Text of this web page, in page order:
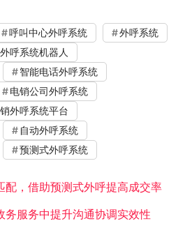
呼叫中心外呼系统
外呼系统
外呼系统机器人
智能电话外呼系统
电销公司外呼系统
外呼系统平台
自动外呼系统
预测式外呼系统
配，借助预测式外呼提高成交率
务服务中提升沟通协调实效性